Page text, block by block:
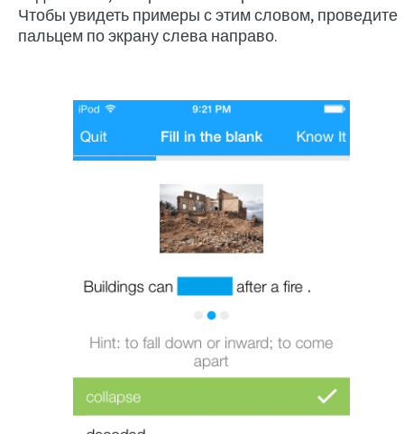
Чтобы увидеть примеры с этим словом, проведите
пальцем по экрану слева направо.